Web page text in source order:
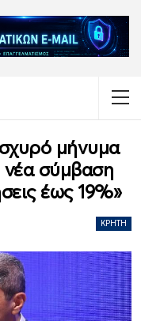
μήνυμα
νέα σύμβαση
έως 19%»
ΚΡΉΤΗ